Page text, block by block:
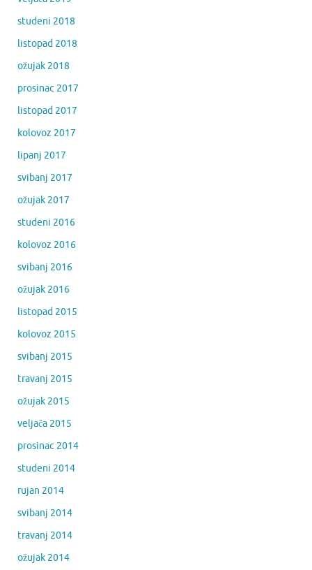
studeni 2018
listopad 2018
ožujak 2018
prosinac 2017
listopad 2017
kolovoz 2017
lipanj 2017
svibanj 2017
ožujak 2017
studeni 2016
kolovoz 2016
svibanj 2016
ožujak 2016
listopad 2015
kolovoz 2015
svibanj 2015
travanj 2015
ožujak 2015
veljača 2015
prosinac 2014
studeni 2014
rujan 2014
svibanj 2014
travanj 2014
ožujak 2014